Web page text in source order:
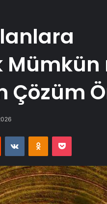
Mümkün
Çözüm
Reddit VKontakteOdnoklassniki
Pocket